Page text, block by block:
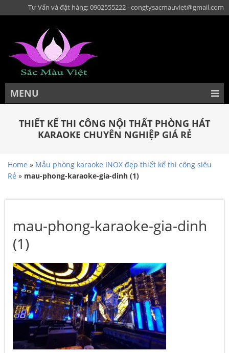
Tư Vấn và đặt hàng: 0902555222 - congtysacmauviet@gmail.com
MENU
THIẾT KẾ THI CÔNG NỘI THẤT PHÒNG HÁT
KARAOKE CHUYÊN NGHIỆP GIÁ RẺ
Home » Mẫu phòng karaoke INOX đẹp thiết kế thi công siêu
Rẻ » mau-phong-karaoke-gia-dinh (1)
mau-phong-karaoke-gia-dinh
(1)